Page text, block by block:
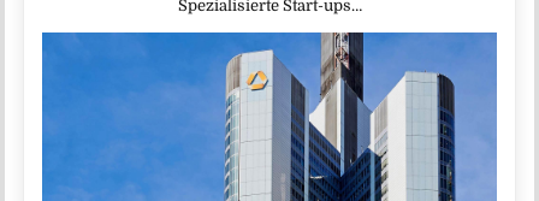
Spezialisierte Start-ups…